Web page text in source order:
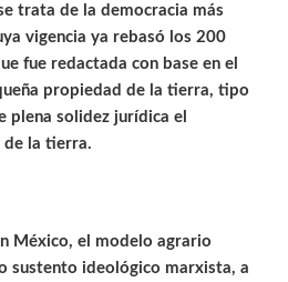
trata de la democracia más
vigencia ya rebasó los 200
fue redactada con base en el
propiedad de la tierra, tipo
plena solidez jurídica el
de la tierra.
México, el modelo agrario
sustento ideológico marxista, a